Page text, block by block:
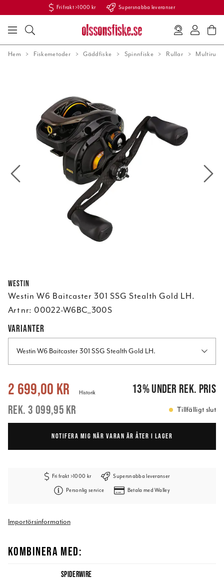
Fri frakt >1000 kr Supersnabba leveranser
Hem Fiskemetoder Gäddfiske Spinnfiske Rullar
Westin
Westin W6 Baitcaster 301 SSG Stealth Gold LH.
Art nr: 00022-W6BC_300S
VARIANTER
Westin W6 Baitcaster 301 SSG Stealth Gold LH.
Nuvarande pris: 2 699,00 kr 3 099,95 kr
2 699,00 kr
3 099,95 kr
Historik 13%under rek. pris
Tillfälligt slut
NOTIFERA MIG NÄR VARAN ÄR ÅTER I LAGER
Fri frakt >1000 kr Supersnabba leveranser
Personlig service Betala med Walley
Importörsinformation
KOMBINERA MED:
SPIDERWIRE